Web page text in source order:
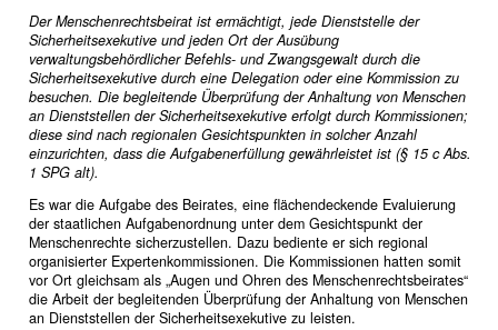
Der Menschenrechtsbeirat ist ermächtigt, jede Dienststelle der
Sicherheitsexekutive und jeden Ort der Ausübung
verwaltungsbehördlicher Befehls- und Zwangsgewalt durch die
Sicherheitsexekutive durch eine Delegation oder eine Kommission zu
besuchen. Die begleitende Überprüfung der Anhaltung von Menschen
an Dienststellen der Sicherheitsexekutive erfolgt durch Kommissionen;
diese sind nach regionalen Gesichtspunkten in solcher Anzahl
einzurichten, dass die Aufgabenerfüllung gewährleistet ist (§ 15 c Abs.
1 SPG alt).
Es war die Aufgabe des Beirates, eine flächendeckende Evaluierung
der staatlichen Aufgabenordnung unter dem Gesichtspunkt der
Menschenrechte sicherzustellen. Dazu bediente er sich regional
organisierter Expertenkommissionen. Die Kommissionen hatten somit
vor Ort gleichsam als „Augen und Ohren des Menschenrechtsbeirates“
die Arbeit der begleitenden Überprüfung der Anhaltung von Menschen
an Dienststellen der Sicherheitsexekutive zu leisten.